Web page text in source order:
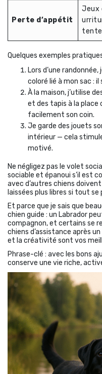
Perte d’appétit
Jeux
tente
Quelques exemples
Lors d’une
coloré lié à mon sac : il
À la maison, j’utilise
et des tapis à la place
facilement son coin.
Je garde des jouets
intérieur — cela
motivé.
Ne négligez pas le volet
sociable et épanoui s’il est
avec d’autres chiens
laissées plus libres si tout se
Et parce que je sais que
chien guide : un Labrador
compagnon, et certains se
chiens d’assistance après
et la créativité sont vos
Phrase-clé : avec les bons
conserve une vie riche,